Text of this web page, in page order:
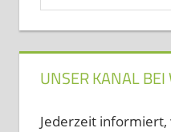
nach:
UNSER KANAL
Jederzeit informiert,